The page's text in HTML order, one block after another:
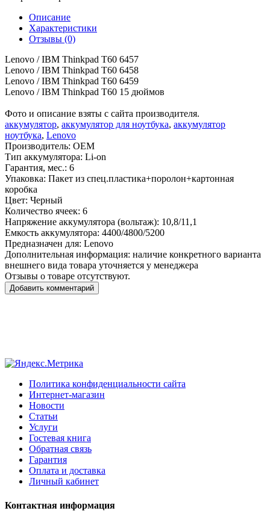
Описание
Характеристики
Отзывы (0)
Lenovo / IBM Thinkpad T60 6457
Lenovo / IBM Thinkpad T60 6458
Lenovo / IBM Thinkpad T60 6459
Lenovo / IBM Thinkpad T60 15 дюймов
Фото и описание взяты с сайта производителя.
аккумулятор, аккумулятор для ноутбука, аккумулятор
ноутбука, Lenovo
Производитель: OEM
Тип аккумулятора: Li-on
Гарантия, мес.: 6
Упаковка: Пакет из спец.пластика+поролон+картонная
коробка
Цвет: Черный
Количество ячеек: 6
Напряжение аккумулятора (вольтаж): 10,8/11,1
Емкость аккумулятора: 4400/4800/5200
Предназначен для: Lenovo
Дополнительная информация: наличие конкретного варианта
внешнего вида товара уточняется у менеджера
Отзывы о товаре отсутствуют.
Добавить комментарий
Политика конфиденциальности сайта
Интернет-магазин
Новости
Статьи
Услуги
Гостевая книга
Обратная связь
Гарантия
Оплата и доставка
Личный кабинет
Контактная информация